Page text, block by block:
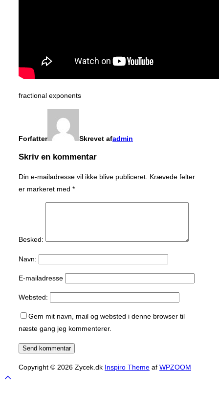
fractional exponents
Forfatter Skrevet afadmin
Skriv en kommentar
Din e-mailadresse vil ikke blive publiceret. Krævede felter
er markeret med *
Besked:
Navn:
E-mailadresse
Websted:
Gem mit navn, mail og websted i denne browser til
næste gang jeg kommenterer.
Copyright © 2026 Zycek.dk Inspiro Theme af WPZOOM